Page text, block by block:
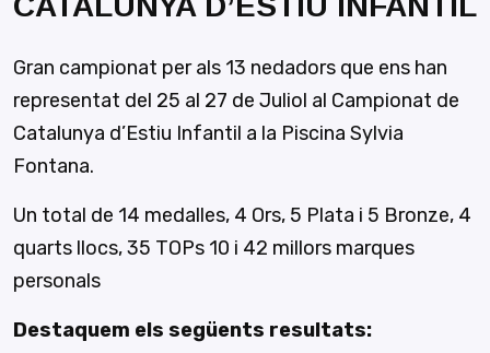
Gran campionat per als 13 nedadors que ens han
representat del 25 al 27 de Juliol al Campionat de
Catalunya d’Estiu Infantil a la Piscina Sylvia
Fontana.
Un total de 14 medalles, 4 Ors, 5 Plata i 5 Bronze, 4
quarts llocs, 35 TOPs 10 i 42 millors marques
personals
Destaquem els següents resultats: